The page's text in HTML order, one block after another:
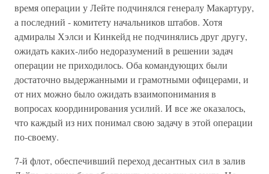
время операции у Лейте подчинялся генералу Макартуру,
а последний - комитету начальников штабов. Хотя
адмиралы Хэлси и Кинкейд не подчинялись друг другу,
ожидать каких-либо недоразумений в решении задач
операции не приходилось. Оба командующих были
достаточно выдержанными и грамотными офицерами, и
от них можно было ожидать взаимопонимания в
вопросах координирования усилий. И все же оказалось,
что каждый из них понимал свою задачу в этой операции
по-своему.
7-й флот, обеспечивший переход десантных сил в залив